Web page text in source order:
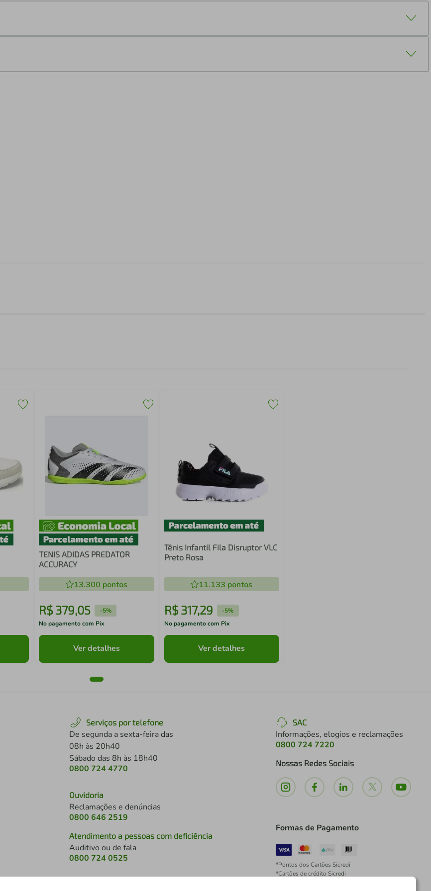
TENIS ADIDAS PREDATOR
ACCURACY
13.300 pontos
R$379,05 -5%
No pagamento com Pix
Ver detalhes
Tênis Infantil Fila Disruptor VLC
Preto Rosa
11.133 pontos
R$ 317,29 -5%
No pagamento com Pix
Ver detalhes
Serviços por telefone
De segunda a sexta-feira das
08h às 20h40
Sábado das 8h às 18h40
0800 724 4770
Ouvidoria
Reclamações e denúncias
0800 646 2519
Atendimento a pessoas com deficiência
Auditivo ou de fala
0800 724 0525
SAC
Informações, elogios e reclamações
0800 724 7220
Nossas Redes Sociais
Formas de Pagamento
*Pontos dos Cartões Sicredi
*Cartões de crédito Sicredi